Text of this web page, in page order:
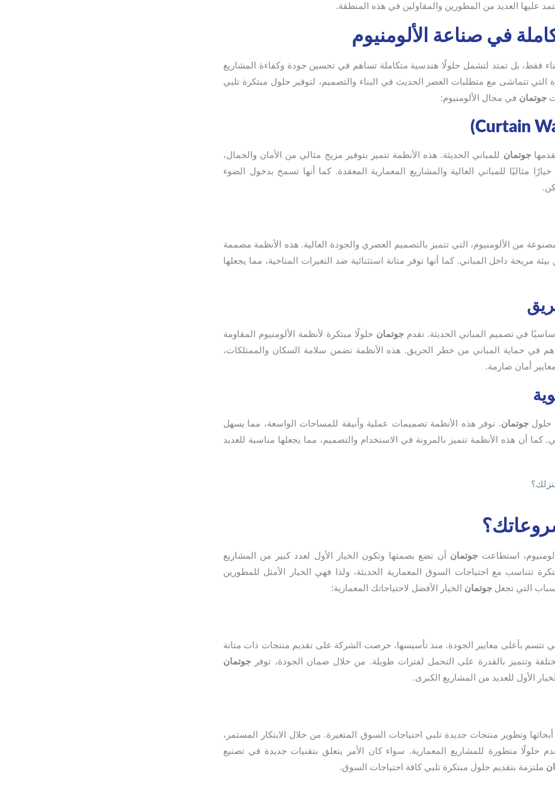
عليها العديد من المطورين والمقاولين في هذه المنطقة.
في صناعة الألومنيوم
بناء فقط، بل تمتد لتشمل حلولًا هندسية متكاملة تساهم في تحسين جودة وكفاءة المشاريع
التي تتماشى مع متطلبات العصر الحديث في البناء والتصميم، لتوفير حلول مبتكرة تلبي
جوتمان في مجال الألومنيوم:
جوتمان للمباني الحديثة. هذه الأنظمة تتميز بتوفير مزيج مثالي من الأمان والجمال،
مثاليًا للمباني العالية والمشاريع المعمارية المعقدة. كما أنها تسمح بدخول الضوء
من الألومنيوم، التي تتميز بالتصميم العصري والجودة العالية. هذه الأنظمة مصممة
مريحة داخل المباني. كما أنها توفر متانة استثنائية ضد التغيرات المناخية، مما يجعلها
في تصميم المباني الحديثة. تقدمجوتمان حلولًا مبتكرة لأنظمة الألومنيوم المقاومة
في حماية المباني من خطر الحريق. هذه الأنظمة تضمن سلامة السكان والممتلكات،
أمان صارمة.
حلولجوتمان. توفر هذه الأنظمة تصميمات عملية وأنيقة للمساحات الواسعة، مما يسهل
كما أن هذه الأنظمة تتميز بالمرونة في الاستخدام والتصميم، مما يجعلها مناسبة للعديد
جوتمان أن تضع بصمتها وتكون الخيار الأول لعدد كبير من المشاريع
تتناسب مع احتياجات السوق المعمارية الحديثة، ولذا فهي الخيار الأمثل للمطورين
التي تجعل جوتمان الخيار الأفضل لاحتياجاتك المعمارية:
تتسم بأعلى معايير الجودة. منذ تأسيسها، حرصت الشركة على تقديم منتجات ذات متانة
وتتميز بالقدرة على التحمل لفترات طويلة. من خلال ضمان الجودة، توفر جوتمان
الأول للعديد من المشاريع الكبرى.
وتطوير منتجات جديدة تلبي احتياجات السوق المتغيرة. من خلال الابتكار المستمر،
متطورة للمشاريع المعمارية. سواء كان الأمر يتعلق بتقنيات جديدة في تصنيع
ملتزمة بتقديم حلول مبتكرة تلبي كافة احتياجات السوق.